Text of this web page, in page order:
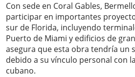
Con sede en Coral Gables,
participar en importantes
sur de Florida, incluyendo
Puerto de Miami y edificios de
asegura que esta obra tendría un
debido a su vínculo personal con
cubano.